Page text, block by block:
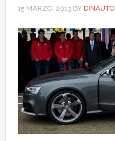
15 MARZO, 2013BY